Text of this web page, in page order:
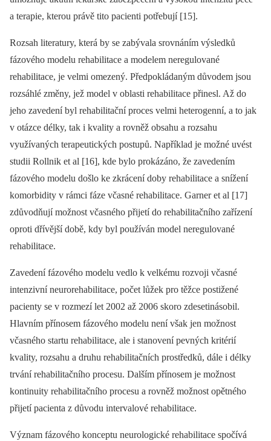
a terapie, kterou právě tito pacienti potřebují [15].
Rozsah literatury, která by se zabývala srovnáním výsledků
fázového modelu rehabilitace a modelem neregulované
rehabilitace, je velmi omezený. Předpokládaným důvodem jsou
rozsáhlé změny, jež model v oblasti rehabilitace přinesl. Až do
jeho zavedení byl rehabilitační proces velmi heterogenní, a to jak
v otázce délky, tak i kvality a rovněž obsahu a rozsahu
využívaných terapeutických postupů. Například je možné uvést
studii Rollnik et al [16], kde bylo prokázáno, že zavedením
fázového modelu došlo ke zkrácení doby rehabilitace a snížení
komorbidity v rámci fáze včasné rehabilitace. Garner et al [17]
zdůvodňují možnost včasného přijetí do rehabilitačního zařízení
oproti dřívější době, kdy byl používán model neregulované
rehabilitace.
Zavedení fázového modelu vedlo k velkému rozvoji včasné
intenzivní neurorehabilitace, počet lůžek pro těžce postižené
pacienty se v rozmezí let 2002 až 2006 skoro zdesetinásobil.
Hlavním přínosem fázového modelu není však jen možnost
včasného startu rehabilitace, ale i stanovení pevných kritérií
kvality, rozsahu a druhu rehabilitačních prostředků, dále i délky
trvání rehabilitačního procesu. Dalším přínosem je možnost
kontinuity rehabilitačního procesu a rovněž možnost opětného
přijetí pacienta z důvodu intervalové rehabilitace.
Význam fázového konceptu neurologické rehabilitace spočívá